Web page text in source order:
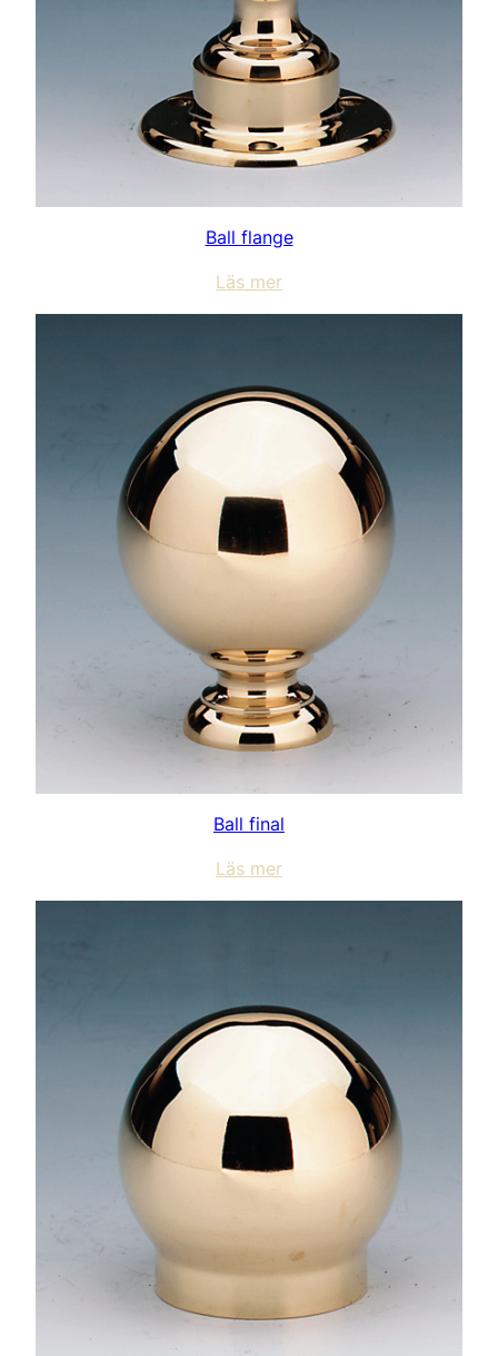
Ball flange
Läs mer
Ball final
Läs mer